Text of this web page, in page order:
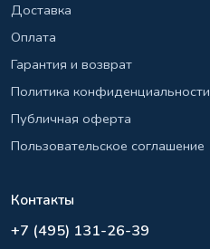
Доставка
Оплата
Гарантия и возврат
Политика конфиденциальности
Публичная оферта
Пользовательское соглашение
Контакты
+7 (495) 131-26-39